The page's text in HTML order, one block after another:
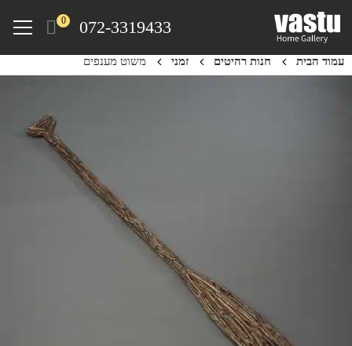
content
072-3319433
0
Menu
עמוד הבית חנות רהיטים זמני משוט מענפים